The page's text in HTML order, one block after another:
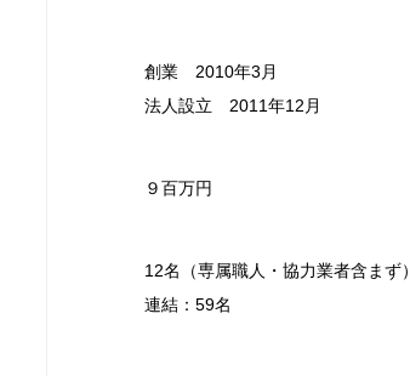
創業 2010年3月
法人設立 2011年12月
９百万円
12名（専属職人・協力業者含まず）
連結：59名